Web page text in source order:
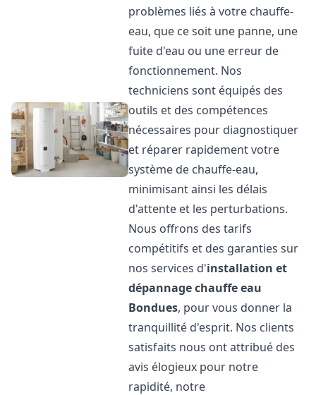
problèmes liés à votre chauffe-
eau, que ce soit une panne, une
fuite d'eau ou une erreur de
fonctionnement. Nos
techniciens sont équipés des
outils et des compétences
nécessaires pour diagnostiquer
et réparer rapidement votre
système de chauffe-eau,
minimisant ainsi les délais
d'attente et les perturbations.
Nous offrons des tarifs
compétitifs et des garanties sur
nos services d'installation et
dépannage chauffe eau
Bondues, pour vous donner la
tranquillité d'esprit. Nos clients
satisfaits nous ont attribué des
avis élogieux pour notre
rapidité, notre